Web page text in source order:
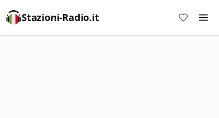
Stazioni-Radio.it